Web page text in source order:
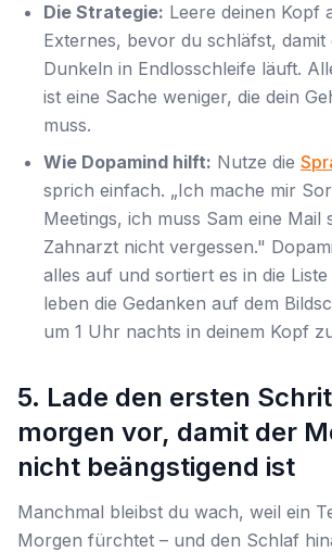
Die Strategie: Leere deinen Kopf
Externes, bevor du schläfst, damit
Dunkeln in Endlosschleife läuft.
ist eine Sache weniger, die dein
muss.
Wie Dopamind hilft: Nutze die
sprich einfach. „Ich mache mir
Meetings, ich muss Sam eine Mail
Zahnarzt nicht vergessen."
alles auf und sortiert es in die
leben die Gedanken auf dem
um 1 Uhr nachts in deinem Kopf
5. Lade den ersten
morgen vor, damit der
nicht beängstigend ist
Manchmal bleibst du wach, weil ein
Morgen fürchtet – und den Schlaf